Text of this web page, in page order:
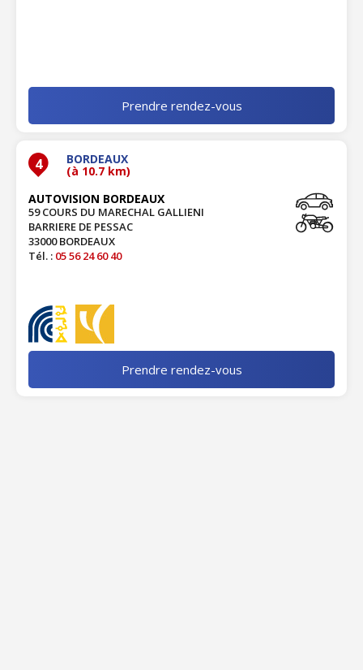
Prendre rendez-vous
4 BORDEAUX
(à 10.7 km)
AUTOVISION BORDEAUX
59 COURS DU MARECHAL GALLIENI
BARRIERE DE PESSAC
33000 BORDEAUX
Tél. : 05 56 24 60 40
Prendre rendez-vous